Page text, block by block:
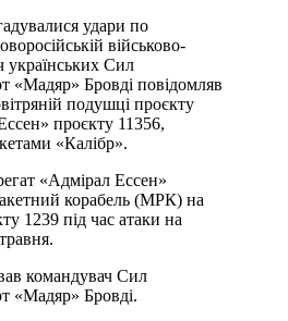
удари по
військово-
українських Сил
«Мадяр» Бровді повідомляв
подушці проєкту
проєкту 11356,
«Калібр».
«Адмірал Ессен»
корабель (МРК) на
1239 під час атаки на
командувач Сил
«Мадяр» Бровді.